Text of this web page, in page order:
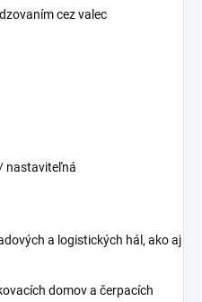
cez valec
nastaviteľná
a logistických hál, ako aj
domov a čerpacích